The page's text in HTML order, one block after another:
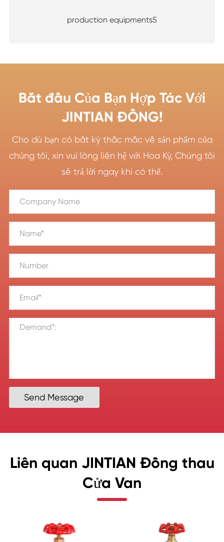
production equipments5
Bắt đầu Của Bạn Hợp Tác Với
JINTIAN ĐỒNG!
Cho dù bạn có bất kỳ thắc mắc về sản phẩm của
chúng tôi, xin vui lòng liên hệ với Hoa Kỳ, Chúng tôi
sẽ trả lời ngay khi có thể.
Send Message
Liên quan JINTIAN Đồng thau
Cửa Van